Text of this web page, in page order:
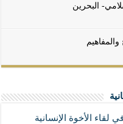
البحرين
والمفاهيم
الأخوة الإنسانية